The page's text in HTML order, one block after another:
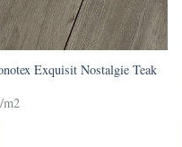
Exquisit Nostalgie Teak